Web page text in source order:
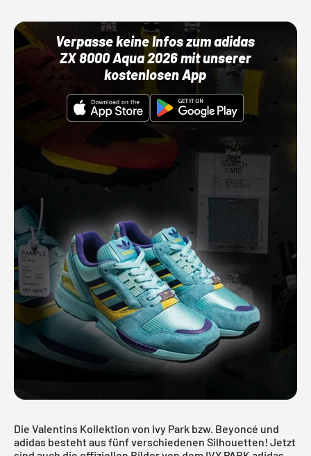
Verpasse keine Infos zum adidas
ZX 8000 Aqua 2026 mit unserer
kostenlosen App
Die Valentins Kollektion von Ivy Park bzw. Beyoncé und
adidas besteht aus fünf verschiedenen Silhouetten! Jetzt